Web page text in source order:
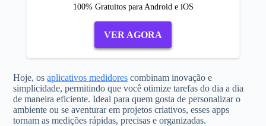
100% Gratuitos para Android e iOS
VER AGORA
Hoje, osaplicativos medidores combinam inovação e
simplicidade, permitindo que você otimize tarefas do dia a dia
de maneira eficiente. Ideal para quem gosta de personalizar o
ambiente ou se aventurar em projetos criativos, esses apps
tornam as medições rápidas, precisas e organizadas.